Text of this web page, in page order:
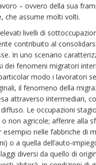
– ovvero della sua
che assume molti volti.
livelli di
contribuito al
In uno scenario
dei fenomeni migratori
modo i lavoratori
il fenomeno della
attraverso intermediari,
Le occupazioni
non agricole; afferire alla
esempio nelle fabbriche di
o a quella dell’auto-
diversi da quello di